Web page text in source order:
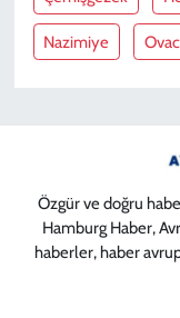
Nazimiye
Özgür ve doğru
Hamburg Haber,
haberler, haber